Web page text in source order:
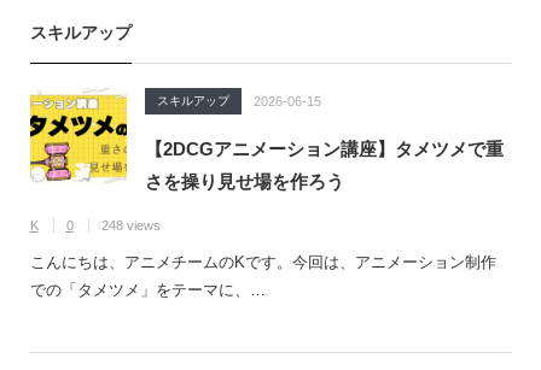
スキルアップ
スキルアップ 2026-06-15
【2DCGアニメーション講座】タメツメで重
さを操り見せ場を作ろう
K 0 248 views
こんにちは、アニメチームのKです。今回は、アニメーション制作
での「タメツメ」をテーマに、…